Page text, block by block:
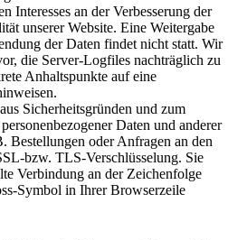
Interesses an der Verbesserung der
unserer Website. Eine Weitergabe
der Daten findet nicht statt. Wir
die Server-Logfiles nachträglich zu
Anhaltspunkte auf eine
Sicherheitsgründen und zum
Daten und anderer
Bestellungen oder Anfragen an den
bzw. TLS-Verschlüsselung. Sie
Verbindung an der Zeichenfolge
Symbol in Ihrer Browserzeile